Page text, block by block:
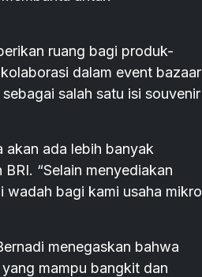
ruang bagi produk-
dalam event bazaar
salah satu isi souvenir
akan ada lebih banyak
“Selain menyediakan
wadah bagi kami usaha mikro
menegaskan bahwa
mampu bangkit dan